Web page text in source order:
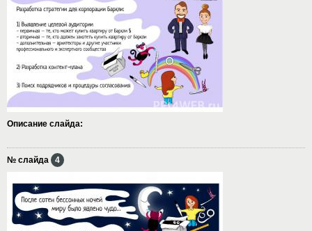
Описание слайда:
№ слайда 4